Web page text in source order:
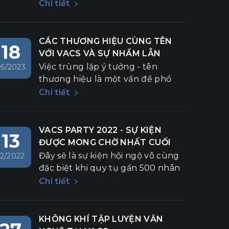
thành viên của mình một lần nữa
nhiệt huyết bên nhau. Cuộc hành
trình tuy chỉ kéo dài 3 ngày 2
đêm nhưng thực sự đã mang lại
cho VACSers nhiều cảm xúc,
nhiều khoảnh khắc lắng đọng và
tương lai.
Chi tiết
18
2023
CÁC THƯƠNG HIỆU CÙNG TÊN
VỚI VACS VÀ SỰ NHẦM LẪN
KHÔNG ĐÁNG CÓ
Việc trùng lặp ý tưởng - tên
thương hiệu là một vấn đề phổ
biến trong lĩnh vực kinh doanh và
tưởng và sử dụng cùng một tên
thương hiệu, điều này có thể gây
ra sự nhầm lẫn.
Chi tiết
13
2022
VACS PARTY 2022 - SỰ KIỆN
ĐƯỢC MONG CHỜ NHẤT CUỐI
NĂM
Đây sẽ là sự kiện hội ngộ vô cùng
đặc biệt khi quy tụ gần 500 nhân
viên VACS trên khắp cả nước
nghiệp nhất với nhiều nội dung
Chi tiết
KHÔNG KHÍ TẬP LUYỆN VĂN